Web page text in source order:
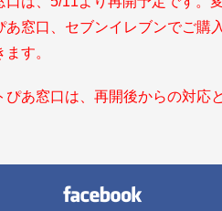
あ窓口、セブンイレブンでご購
す。
ぴあ窓口は、再開後からの対応